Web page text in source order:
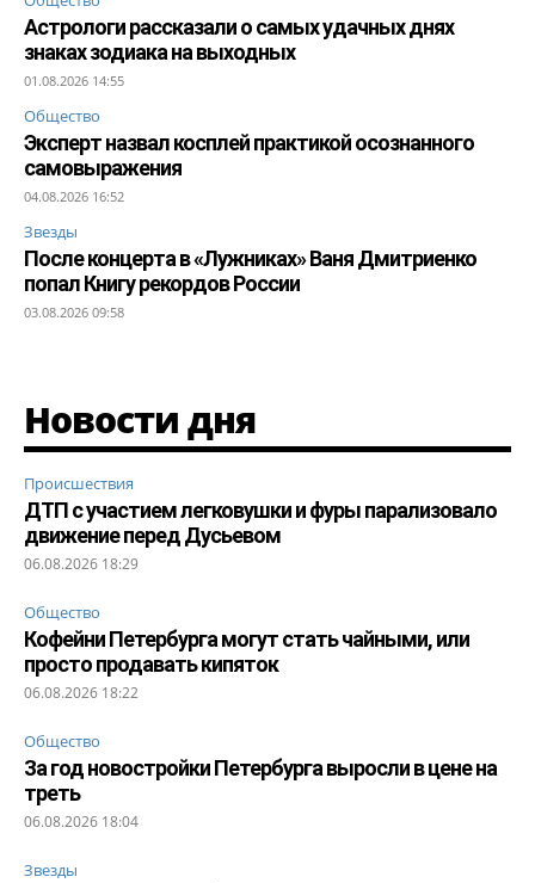
Астрологи рассказали о самых удачных днях
знаках зодиака на выходных
01.08.2026 14:55
Общество
Эксперт назвал косплей практикой осознанного
самовыражения
04.08.2026 16:52
Звезды
После концерта в «Лужниках» Ваня Дмитриенко
попал Книгу рекордов России
03.08.2026 09:58
Новости дня
Происшествия
ДТП с участием легковушки и фуры парализовало
движение перед Дусьевом
06.08.2026 18:29
Общество
Кофейни Петербурга могут стать чайными, или
просто продавать кипяток
06.08.2026 18:22
Общество
За год новостройки Петербурга выросли в цене на
треть
06.08.2026 18:04
Звезды